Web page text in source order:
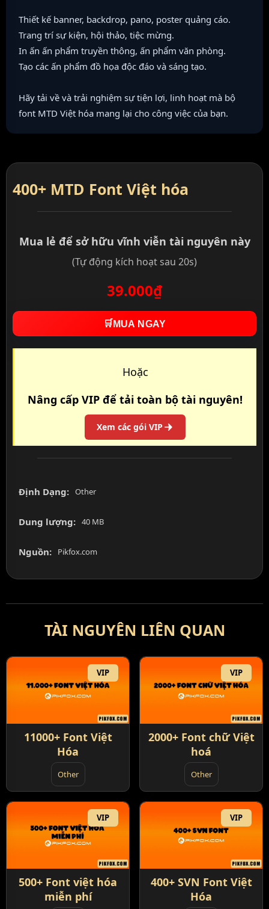
Thiết kế banner, backdrop, pano, poster quảng cáo.
Trang trí sự kiện, hội thảo, tiệc mừng.
In ấn ấn phẩm truyền thông, ấn phẩm văn phòng.
Tạo các ấn phẩm đồ họa độc đáo và sáng tạo.
Hãy tải về và trải nghiệm sự tiện lợi, linh hoạt mà bộ
font MTD Việt hóa mang lại cho công việc của bạn.
400+ MTD Font Việt hóa
Mua lẻ để sở hữu vĩnh viễn tài nguyên này
(Tự động kích hoạt sau 20s)
39.000₫
🛒 MUA NGAY
Hoặc
Nâng cấp VIP để tải toàn bộ tài nguyên!
Xem các gói VIP
Định Dạng: Other
Dung lượng: 40 MB
Nguồn: Pikfox.com
TÀI NGUYÊN LIÊN QUAN
VIP
11000+ Font Việt
Hóa
Other
VIP
2000+ Font chữ Việt
hoá
Other
VIP
500+ Font việt hóa
miễn phí
VIP
400+ SVN Font Việt
Hóa